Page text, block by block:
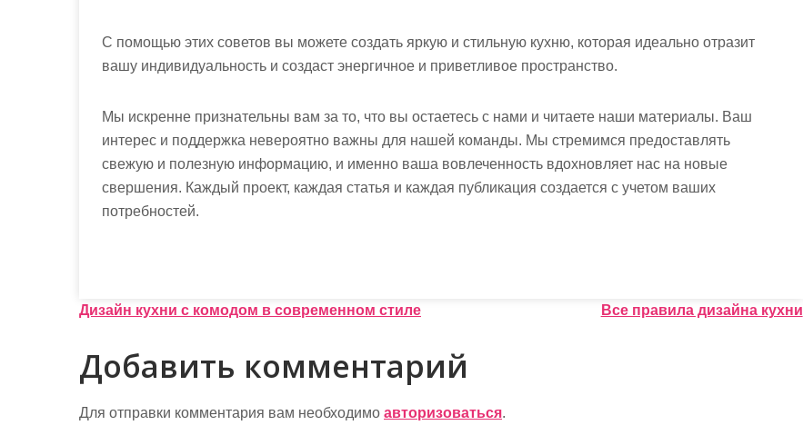
С помощью этих советов вы можете создать яркую и стильную кухню, которая идеально отразит
вашу индивидуальность и создаст энергичное и приветливое пространство.
Мы искренне признательны вам за то, что вы остаетесь с нами и читаете наши материалы. Ваш
интерес и поддержка невероятно важны для нашей команды. Мы стремимся предоставлять
свежую и полезную информацию, и именно ваша вовлеченность вдохновляет нас на новые
свершения. Каждый проект, каждая статья и каждая публикация создается с учетом ваших
потребностей.
Н
а
в
и
Дизайн кухни с комодом в современном стиле Все правила дизайна кухни
Добавить комментарий
Для отправки комментария вам необходимо авторизоваться.